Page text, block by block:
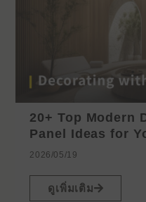
20+ Top Modern
Panel Ideas for
2026/05/19
ดูเพิ่มเติม